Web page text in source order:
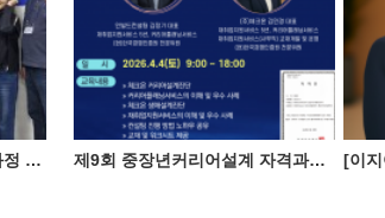
제6회 채용전문면접관 자격과정 성료 제9회 중장년커리어설계 자격과정(4월 4일)